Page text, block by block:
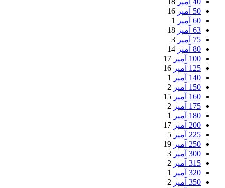
40 آمپر
18
50 آمپر
16
60 آمپر
1
63 آمپر
18
75 آمپر
3
80 آمپر
14
100 آمپر
17
125 آمپر
16
140 آمپر
1
150 آمپر
2
160 آمپر
15
175 آمپر
2
180 آمپر
1
200 آمپر
17
225 آمپر
5
250 آمپر
19
300 آمپر
3
315 آمپر
2
320 آمپر
1
350 آمپر
2